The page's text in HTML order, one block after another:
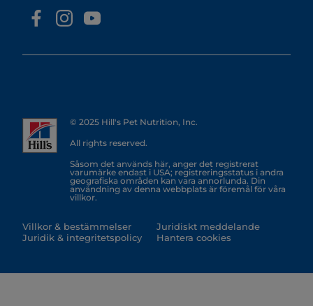
© 2025 Hill's Pet Nutrition, Inc.
All rights reserved.
Såsom det används här, anger det registrerat
varumärke endast i USA; registreringsstatus i andra
geografiska områden kan vara annorlunda. Din
användning av denna webbplats är föremål för våra
villkor.
Villkor & bestämmelser
Juridik & integritetspolicy
Juridiskt meddelande
Hantera cookies